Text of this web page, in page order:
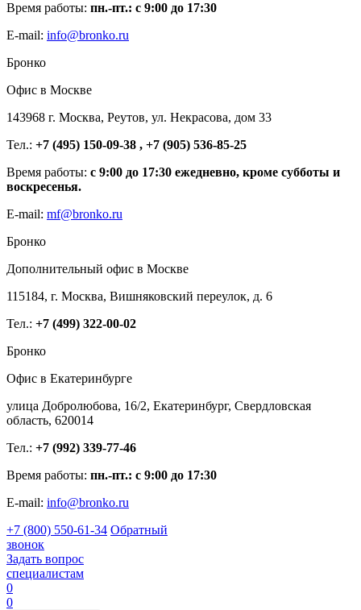
Время работы: пн.-пт.: с 9:00 до 17:30
E-mail: info@bronko.ru
Бронко
Офис в Москве
143968 г. Москва, Реутов, ул. Некрасова, дом 33
Тел.: +7 (495) 150-09-38 , +7 (905) 536-85-25
Время работы: с 9:00 до 17:30 ежедневно, кроме субботы и
воскресенья.
E-mail: mf@bronko.ru
Бронко
Дополнительный офис в Москве
115184, г. Москва, Вишняковский переулок, д. 6
Тел.: +7 (499) 322-00-02
Бронко
Офис в Екатеринбурге
улица Добролюбова, 16/2, Екатеринбург, Свердловская
область, 620014
Тел.: +7 (992) 339-77-46
Время работы: пн.-пт.: с 9:00 до 17:30
E-mail: info@bronko.ru
+7 (800) 550-61-34 Обратный
звонок
Задать вопрос
специалистам
0
0